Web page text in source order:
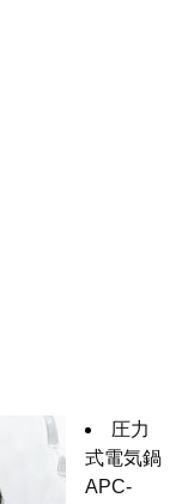
圧力
式電気鍋
APC-